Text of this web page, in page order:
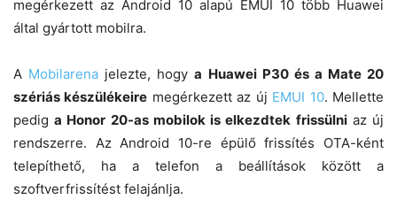
megérkezett az Android 10 alapú EMUI 10 több Huawei
által gyártott mobilra.
A Mobilarena jelezte, hogya Huawei P30 és a Mate 20
szériás készülékeire megérkezett az új EMUI 10. Mellette
pediga Honor 20-as mobilok is elkezdtek frissülniaz új
rendszerre. Az Android 10-re épülő frissítés OTA-ként
telepíthető, ha a telefon a beállítások között a
szoftverfrissítést felajánlja.